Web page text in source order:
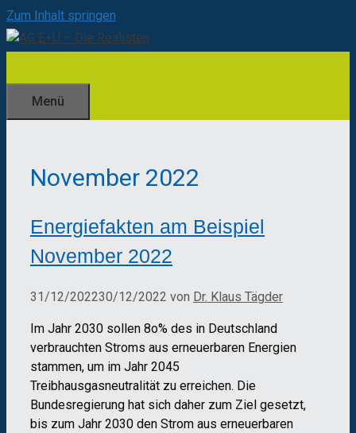
Zum Inhalt springen
Menü
November 2022
Energiefakten am Beispiel
November 2022
31/12/202230/12/2022 von Dr. Klaus Tägder
Im Jahr 2030 sollen 8o% des in Deutschland
verbrauchten Stroms aus erneuerbaren Energien
stammen, um im Jahr 2045
Treibhausgasneutralität zu erreichen. Die
Bundesregierung hat sich daher zum Ziel gesetzt,
bis zum Jahr 2030 den Strom aus erneuerbaren